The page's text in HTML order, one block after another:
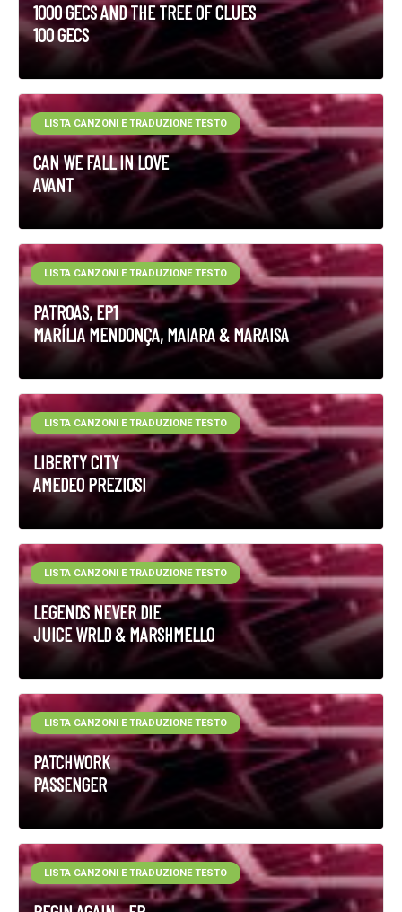
1000 GECS AND THE TREE OF CLUES
100 GECS
CAN WE FALL IN LOVE
AVANT
LISTA CANZONI E TRADUZIONE TESTO
PATROAS, EP1
MARÍLIA MENDONÇA, MAIARA & MARAISA
LISTA CANZONI E TRADUZIONE TESTO
LIBERTY CITY
AMEDEO PREZIOSI
LISTA CANZONI E TRADUZIONE TESTO
LEGENDS NEVER DIE
JUICE WRLD & MARSHMELLO
LISTA CANZONI E TRADUZIONE TESTO
PATCHWORK
PASSENGER
LISTA CANZONI E TRADUZIONE TESTO
LISTA CANZONI E TRADUZIONE TESTO